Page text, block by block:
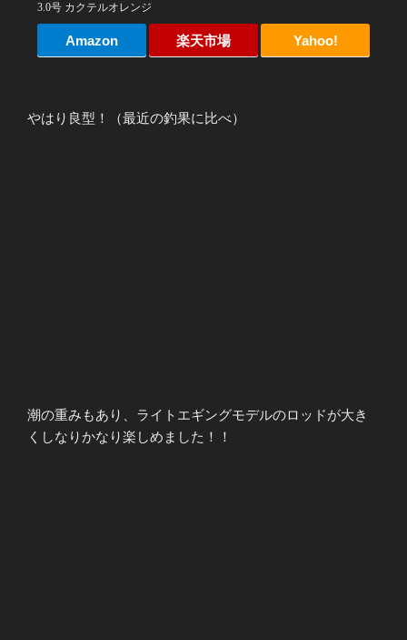
3.0号 カクテルオレンジ
Amazon 楽天市場 Yahoo!
やはり良型！（最近の釣果に比べ）
潮の重みもあり、ライトエギングモデルのロッドが大き
くしなりかなり楽しめました！！